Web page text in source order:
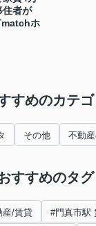
住者が
matchホ
すめのカテゴ
その他 不動
すすめのタグ
産/賃貸 #門真市駅